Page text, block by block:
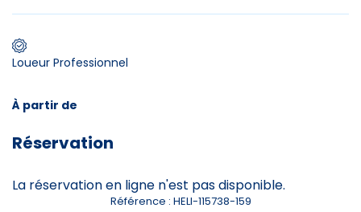
Adultes
Enfants
- de 17 ans - +
Loueur Professionnel
À partir de
Réservation
La réservation en ligne n'est pas disponible.
Référence : HELI-115738-159